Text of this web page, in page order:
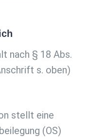
nach § 18 Abs.
s. oben)
stellt eine
(OS)